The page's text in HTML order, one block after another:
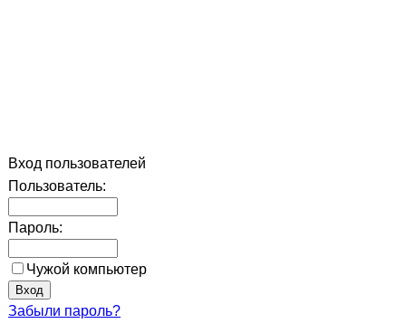
Вход пользователей
Пользователь:
Пароль:
Чужой компьютер
Забыли пароль?